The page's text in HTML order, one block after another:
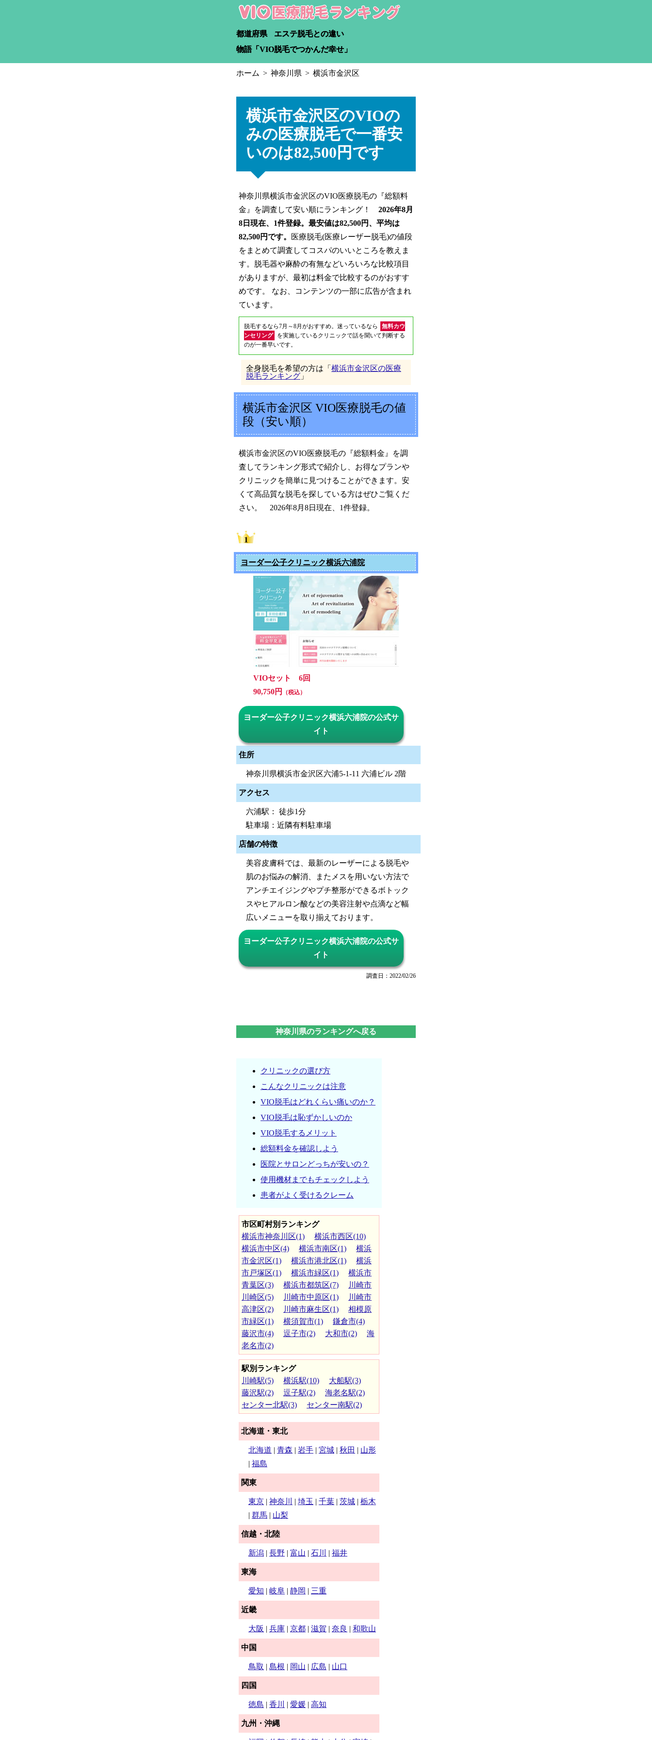
都道府県
エステ脱毛との違い
物語「VIO脱毛でつかんだ幸せ」
ホーム 神奈川県 横浜市金沢区
横浜市金沢区のVIOの
みの医療脱毛で一番安
いのは82,500円です
神奈川県横浜市金沢区のVIO医療脱毛の『総額料
金』を調査して安い順にランキング！ 2026年8月
8日現在、1件登録。最安値は82,500円、平均は
82,500円です。
医療脱毛(医療レーザー脱毛)の値段
をまとめて調査してコスパのいいところを教えま
す。脱毛器や麻酔の有無などいろいろな比較項目
がありますが、最初は料金で比較するのがおすす
めです。 なお、コンテンツの一部に広告が含まれ
ています。
脱毛するなら7月～8月がおすすめ。迷っているなら
無料カウ
ンセリング
を実施しているクリニックで話を聞いて判断する
のが一番早いです。
全身脱毛を希望の方は「 横浜市金沢区の医療
脱毛ランキング 」
横浜市金沢区 VIO医療脱毛の値
段（安い順）
横浜市金沢区のVIO医療脱毛の『総額料金』を調
査してランキング形式で紹介し、お得なプランや
クリニックを簡単に見つけることができます。安
くて高品質な脱毛を探している方はぜひご覧くだ
さい。 2026年8月8日現在、1件登録。
ヨーダー公子クリニック横浜六浦院
VIOセット 6回
90,750円
（税込）
ヨーダー公子クリニック横浜六浦院の公式サ
イト
住所
神奈川県横浜市金沢区六浦5-1-11 六浦ビル 2階
アクセス
六浦駅： 徒歩1分
駐車場：近隣有料駐車場
店舗の特徴
美容皮膚科では、最新のレーザーによる脱毛や
肌のお悩みの解消、またメスを用いない方法で
アンチエイジングやプチ整形ができるボトック
スやヒアルロン酸などの美容注射や点滴など幅
広いメニューを取り揃えております。
ヨーダー公子クリニック横浜六浦院の公式サ
イト
調査日：2022/02/26
神奈川県のランキングへ戻る
クリニックの選び方
こんなクリニックは注意
VIO脱毛はどれくらい痛いのか？
VIO脱毛は恥ずかしいのか
VIO脱毛するメリット
総額料金を確認しよう
医院とサロンどっちが安いの？
使用機材までもチェックしよう
患者がよく受けるクレーム
市区町村別ランキング
横浜市神奈川区(1)
横浜市西区(10)
横浜市中区(4)
横浜市南区(1)
横浜
市金沢区(1)
横浜市港北区(1)
横浜
市戸塚区(1)
横浜市緑区(1)
横浜市
青葉区(3)
横浜市都筑区(7)
川崎市
川崎区(5)
川崎市中原区(1)
川崎市
高津区(2)
川崎市麻生区(1)
相模原
市緑区(1)
横須賀市(1)
鎌倉市(4)
藤沢市(4)
逗子市(2) 大和市(2)
海
老名市(2)
駅別ランキング
川崎駅(5)
横浜駅(10)
大船駅(3)
藤沢駅(2)
逗子駅(2)
海老名駅(2)
センター北駅(3)
センター南駅(2)
北海道・東北
北海道 | 青森 | 岩手 | 宮城 | 秋田 | 山形
| 福島
関東
東京 | 神奈川 | 埼玉 | 千葉 | 茨城 | 栃木
| 群馬 | 山梨
信越・北陸
新潟 | 長野 | 富山 | 石川 | 福井
東海
愛知 | 岐阜 | 静岡 | 三重
近畿
大阪 | 兵庫 | 京都 | 滋賀 | 奈良 | 和歌山
中国
鳥取 | 島根 | 岡山 | 広島 | 山口
四国
徳島 | 香川 | 愛媛 | 高知
九州・沖縄